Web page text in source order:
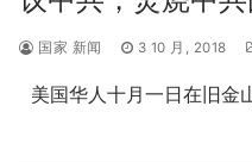
国家 新闻 3 10 月, 2018
美国华人十月一日在旧金